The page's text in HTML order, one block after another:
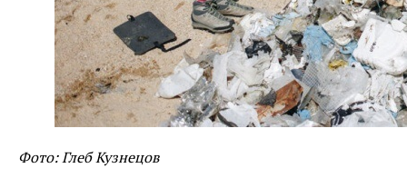
Фото: Глеб Кузнецов